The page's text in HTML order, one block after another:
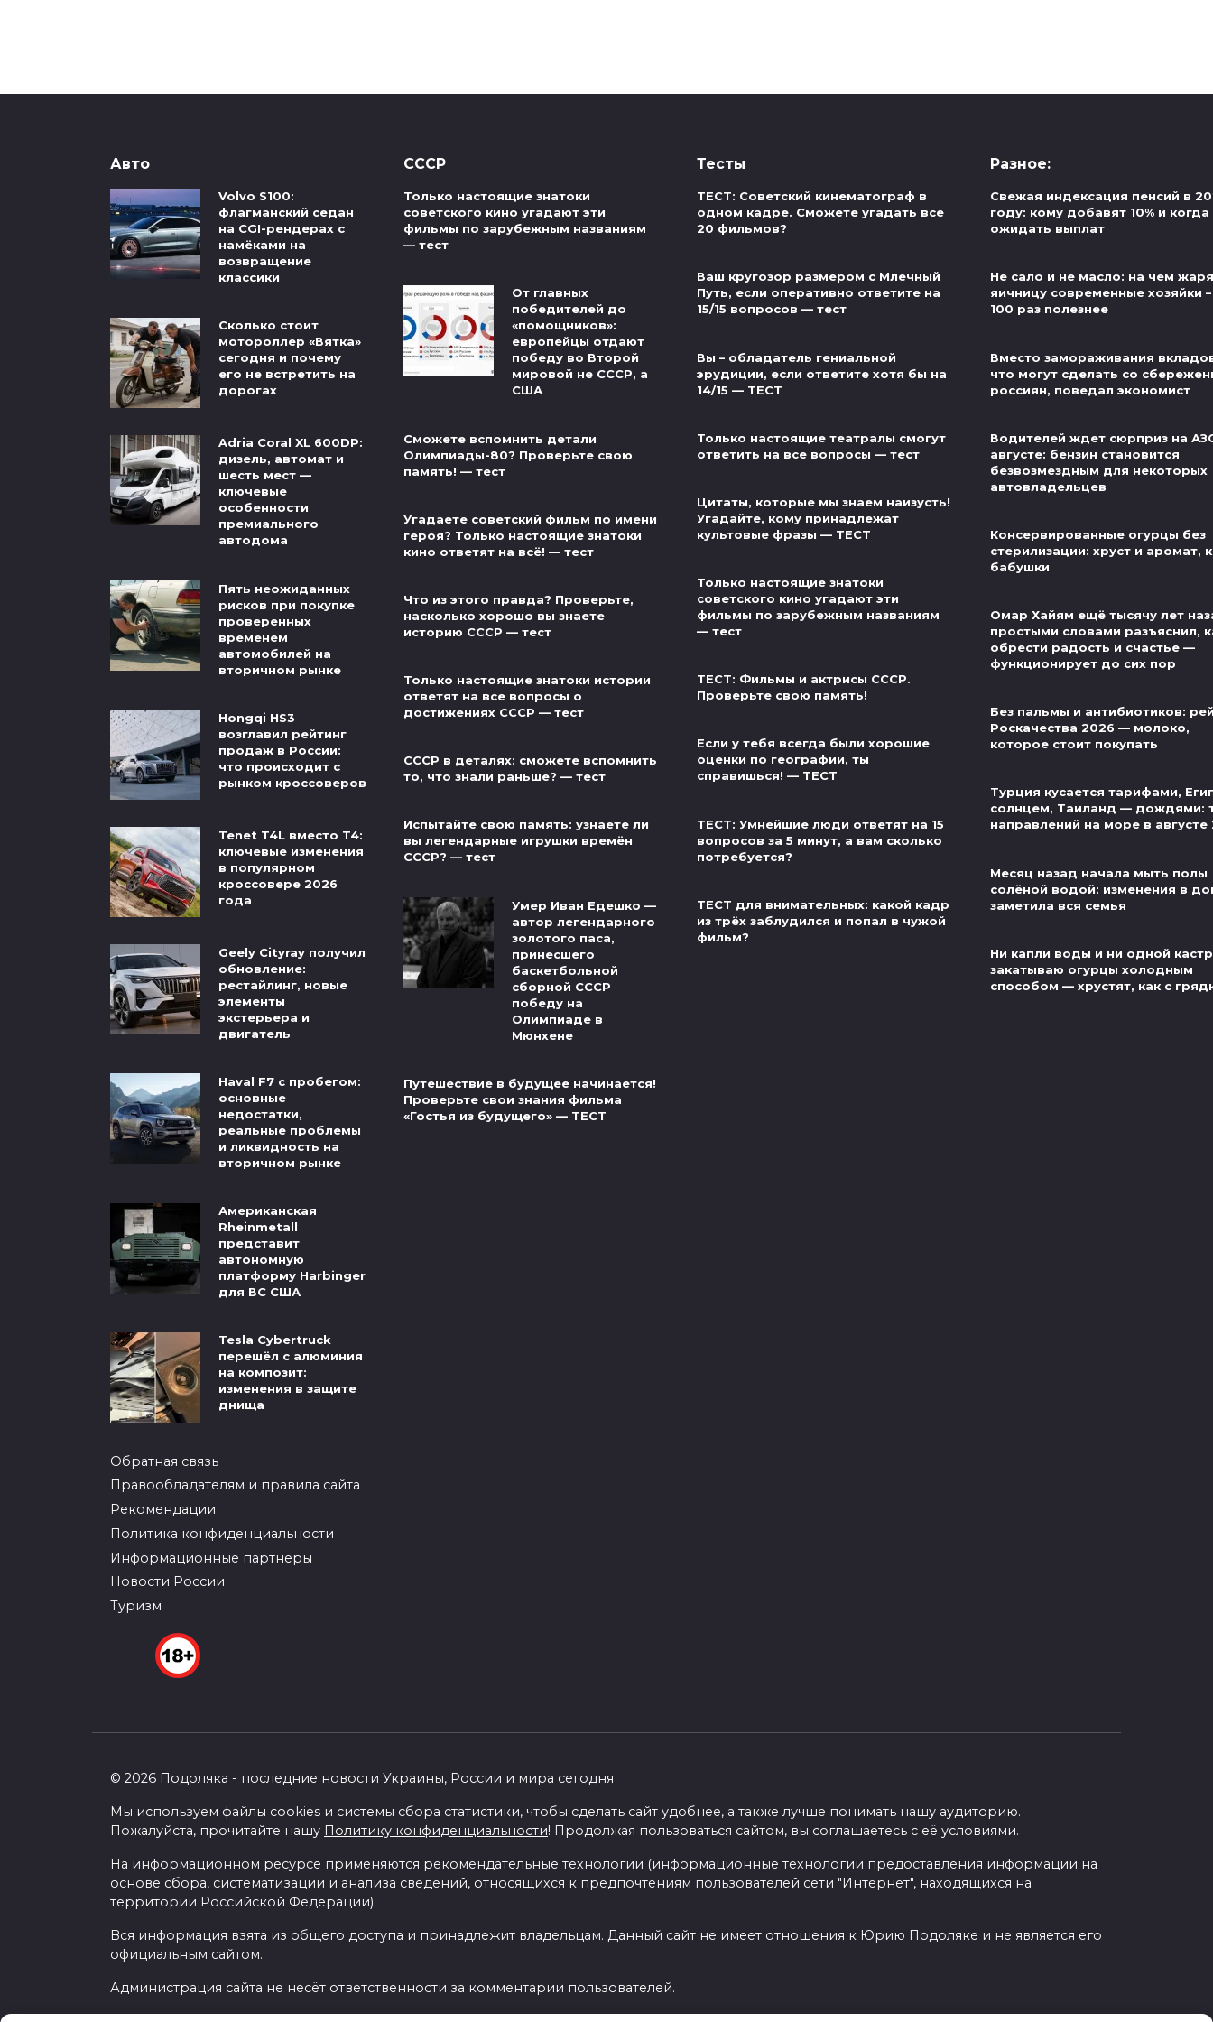
Авто
Volvo S100:
флагманский седан
на CGI-рендерах с
намёками на
возвращение
классики
Сколько стоит
мотороллер «Вятка»
сегодня и почему
его не встретить на
дорогах
Adria Coral XL 600DP:
дизель, автомат и
шесть мест —
ключевые
особенности
премиального
автодома
Пять неожиданных
рисков при покупке
проверенных
временем
автомобилей на
вторичном рынке
Hongqi HS3
возглавил рейтинг
продаж в России:
что происходит с
рынком кроссоверов
Tenet T4L вместо T4:
ключевые изменения
в популярном
кроссовере 2026
года
Geely Cityray получил
обновление:
рестайлинг, новые
элементы
экстерьера и
двигатель
Haval F7 с пробегом:
основные
недостатки,
реальные проблемы
и ликвидность на
вторичном рынке
Американская
Rheinmetall
представит
автономную
платформу Harbinger
для ВС США
Tesla Cybertruck
перешёл с алюминия
на композит:
изменения в защите
днища
Обратная связь
Правообладателям и правила сайта
Рекомендации
Политика конфиденциальности
Информационные партнеры
Новости России
Туризм
СССР
Только настоящие знатоки
советского кино угадают эти
фильмы по зарубежным названиям
— тест
От главных
победителей до
«помощников»:
европейцы отдают
победу во Второй
мировой не СССР, а
США
Сможете вспомнить детали
Олимпиады-80? Проверьте свою
память! — тест
Угадаете советский фильм по имени
героя? Только настоящие знатоки
кино ответят на всё! — тест
Что из этого правда? Проверьте,
насколько хорошо вы знаете
историю СССР — тест
Только настоящие знатоки истории
ответят на все вопросы о
достижениях СССР — тест
СССР в деталях: сможете вспомнить
то, что знали раньше? — тест
Испытайте свою память: узнаете ли
вы легендарные игрушки времён
СССР? — тест
Умер Иван Едешко —
автор легендарного
золотого паса,
принесшего
баскетбольной
сборной СССР
победу на
Олимпиаде в
Мюнхене
Путешествие в будущее начинается!
Проверьте свои знания фильма
«Гостья из будущего» — ТЕСТ
Тесты
ТЕСТ: Советский кинематограф в
одном кадре. Сможете угадать все
20 фильмов?
Ваш кругозор размером с Млечный
Путь, если оперативно ответите на
15/15 вопросов — тест
Вы – обладатель гениальной
эрудиции, если ответите хотя бы на
14/15 — ТЕСТ
Только настоящие театралы смогут
ответить на все вопросы — тест
Цитаты, которые мы знаем наизусть!
Угадайте, кому принадлежат
культовые фразы — ТЕСТ
Только настоящие знатоки
советского кино угадают эти
фильмы по зарубежным названиям
— тест
ТЕСТ: Фильмы и актрисы СССР.
Проверьте свою память!
Если у тебя всегда были хорошие
оценки по географии, ты
справишься! — ТЕСТ
ТЕСТ: Умнейшие люди ответят на 15
вопросов за 5 минут, а вам сколько
потребуется?
ТЕСТ для внимательных: какой кадр
из трёх заблудился и попал в чужой
фильм?
Разное:
Свежая индексация пенсий в
году: кому добавят 10% и когда
ожидать выплат
Не сало и не масло: на чем
яичницу современные хозяйки
100 раз полезнее
Вместо замораживания
что могут сделать со
россиян, поведал экономист
Водителей ждет сюрприз на
августе: бензин становится
безвозмездным для некоторых
автовладельцев
Консервированные огурцы без
стерилизации: хруст и аромат,
бабушки
Омар Хайям ещё тысячу лет
простыми словами разъяснил,
обрести радость и счастье —
функционирует до сих пор
Без пальмы и антибиотиков:
Роскачества 2026 — молоко,
которое стоит покупать
Турция кусается тарифами,
солнцем, Таиланд — дождями:
направлений на море в августе
Месяц назад начала мыть полы
солёной водой: изменения в
заметила вся семья
Ни капли воды и ни одной
закатываю огурцы холодным
способом — хрустят, как с
© 2026 Подоляка - последние новости Украины, России и мира сегодня
Мы используем файлы cookies и системы сбора статистики, чтобы сделать сайт удобнее, а также лучше понимать нашу аудиторию.
Пожалуйста, прочитайте нашу Политику конфиденциальности! Продолжая пользоваться сайтом, вы соглашаетесь с её условиями.
На информационном ресурсе применяются рекомендательные технологии (информационные технологии предоставления информации на
основе сбора, систематизации и анализа сведений, относящихся к предпочтениям пользователей сети "Интернет", находящихся на
территории Российской Федерации)
Вся информация взята из общего доступа и принадлежит владельцам. Данный сайт не имеет отношения к Юрию Подоляке и не является его
официальным сайтом.
Администрация сайта не несёт ответственности за комментарии пользователей.